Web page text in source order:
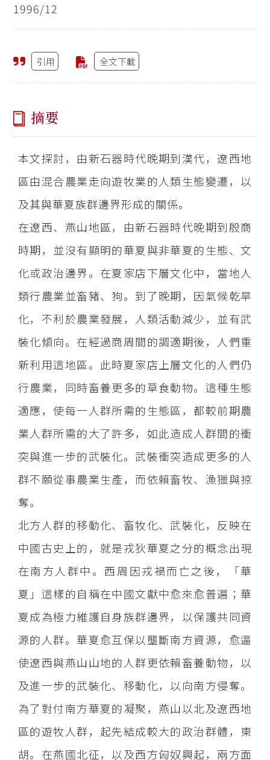
1996/12
引用 全文下載
摘要
本文探討，由新石器時代晚期到漢代，遼西地
區由混合農業走向遊牧業的人類生態變遷，以
及其與華夏族群邊界形成的關係。
在遼西、燕山地區，由新石器時代晚期到殷商
時期，並沒有顯明的華夏與非華夏的生態、文
化或政治邊界。在夏家店下層文化中，當地人
類行農業並畜豬、狗。到了晚期，因氣候乾旱
化，不利於農業發展，人類活動減少，並有武
裝化傾向。在經過商周間的調適期後，人們重
新利用這地區。此時夏家店上層文化的人們仍
行農業，同時畜養更多的草食動物。這種生態
適應，使每一人群所需的生態區，都較前期農
業人群所需的大了許多，如此造成人群間的衝
突與進一步的武裝化。武裝衝突造成更多的人
群不願從事農業生產，而依賴畜牧、漁獵與掠
奪。
北方人群的移動化、畜牧化、武裝化，反映在
中國古史上的，就是戎狄華夏之分的概念出現
在南方人群中。西周因戎禍而亡之後，「華
夏」這樣的自稱在中國文獻中愈來愈普遍；華
夏成為極力維護自身族群邊界，以保護共同資
源的人群。華夏愈互保以壟斷南方資源，愈逼
使遼西與燕山山地的人群更依賴畜養動物，以
及進一步的武裝化、移動化，以向南方侵奪。
為了對付南方華夏的凝聚，燕山以北及遼西地
區的遊牧人群，起先結成較大的政治群體，東
胡。在燕國北征，以及西方匈奴興起，兩方面